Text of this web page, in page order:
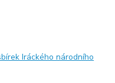
Iráckého národního